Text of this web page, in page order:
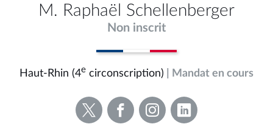
M. Raphaël Schellenberger
Non inscrit
Haut-Rhin (4e circonscription) | Mandat en cours
Voir
la
Voir
la
Voir
la
Voir
la